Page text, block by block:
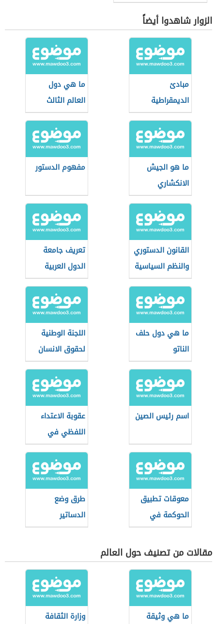
الزوار شاهدوا أيضاً
مبادئ
الديمقراطية
ما هي دول
العالم الثالث
ما هو الجيش
الانكشاري
مفهوم الدستور
القانون الدستوري
والنظم السياسية
تعريف جامعة
الدول العربية
ما هي دول حلف
الناتو
اللجنة الوطنية
لحقوق الانسان
اسم رئيس الصين
عقوبة الاعتداء
اللفظي في
السعودية
معوقات تطبيق
الحوكمة في
القطاع العام
طرق وضع
الدساتير
مقالات من تصنيف حول العالم
ما هي وثيقة
وزارة الثقافة